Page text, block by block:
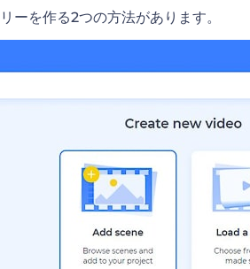
ーを作る2つの方法があります。